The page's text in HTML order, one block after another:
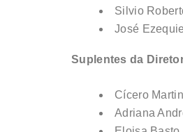
Silvio
José
Suplentes da
Cícero
Adriana